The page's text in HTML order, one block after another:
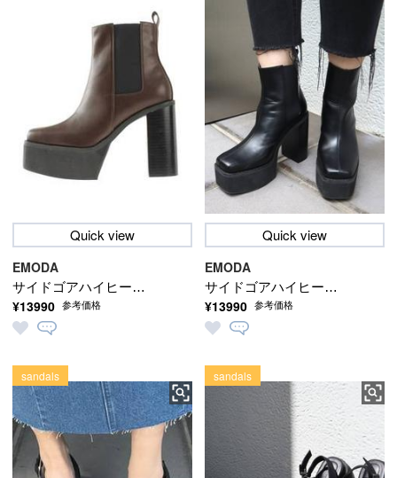
Quick view
サイドゴアハイヒール
ブーツ
EMODA
¥13990 参考価格
Quick view
サイドゴアハイヒール
ブーツ
EMODA
¥13990 参考価格
sandals sandals